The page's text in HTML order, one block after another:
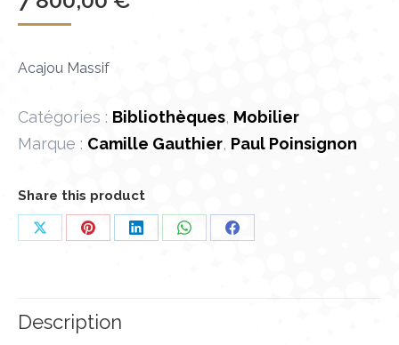
Acajou Massif
Catégories : Bibliothèques, Mobilier
Marque : Camille Gauthier, Paul Poinsignon
Share this product
PartagerPartagerPartagerPartagerPartager
Description